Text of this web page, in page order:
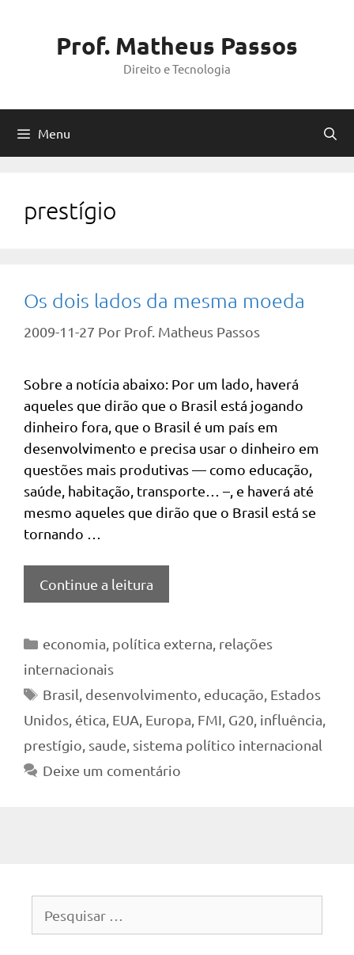
Prof. Matheus Passos
Direito e Tecnologia
Menu
prestígio
Os dois lados da mesma moeda
2009-11-27 Por Prof. Matheus Passos
Sobre a notícia abaixo: Por um lado, haverá
aqueles que dirão que o Brasil está jogando
dinheiro fora, que o Brasil é um país em
desenvolvimento e precisa usar o dinheiro em
questões mais produtivas — como educação,
saúde, habitação, transporte… –, e haverá até
mesmo aqueles que dirão que o Brasil está se
tornando …
Continue a leitura
Categorias
economia política externa relações
internacionais
Tags
Brasil desenvolvimento educação Estados
Unidos ética EUA Europa FMI G20 influência
prestígio saude sistema político internacional
Deixe um comentário
por: